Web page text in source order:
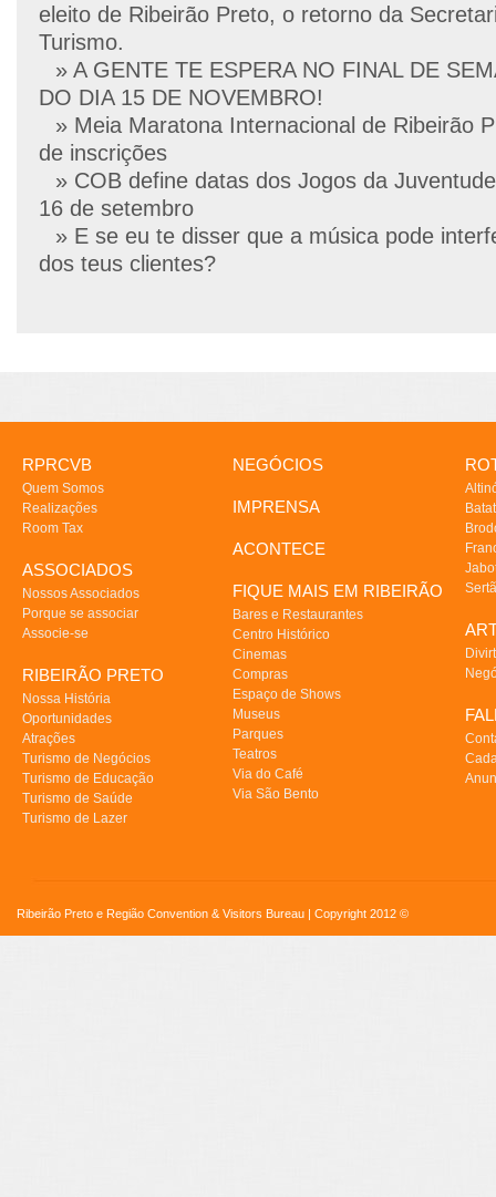
eleito de Ribeirão Preto, o retorno da
Turismo.
» A GENTE TE ESPERA NO FINAL DE
DO DIA 15 DE NOVEMBRO!
» Meia Maratona Internacional de Ribeirão
de inscrições
» COB define datas dos Jogos da
16 de setembro
» E se eu te disser que a música pode
dos teus clientes?
RPRCVB
Quem Somos
Realizações
Room Tax
ASSOCIADOS
Nossos Associados
Porque se associar
Associe-se
RIBEIRÃO PRETO
Nossa História
Oportunidades
Atrações
Turismo de Negócios
Turismo de Educação
Turismo de Saúde
Turismo de Lazer
NEGÓCIOS
IMPRENSA
ACONTECE
FIQUE MAIS EM RIBEIRÃO
Bares e Restaurantes
Centro Histórico
Cinemas
Compras
Espaço de Shows
Museus
Parques
Teatros
Via do Café
Via São Bento
Ribeirão Preto e Região Convention & Visitors Bureau | Copyright 2012 ©